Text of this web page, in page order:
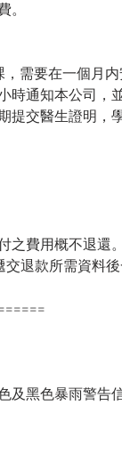
。
需要在一個月
時通知本公司，
提交醫生證明，
之費用概不退還
退款所需資料
及黑色暴雨警告